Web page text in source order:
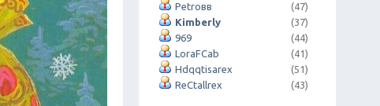
Petroвв
(47)
Kimberly
(37)
969
(44)
LoraFCab
(41)
Hdqqtisarex
(51)
ReCtallrex
(43)